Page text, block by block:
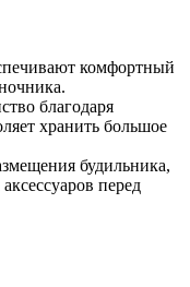
комфортный
благодаря
хранить большое
будильника,
перед